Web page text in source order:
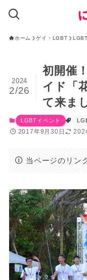
ホーム ゲイ・LGBT
初開催
イド「
て来ま
2024
2/26
LGBTイベント
2017年9月30日
当ページのリン